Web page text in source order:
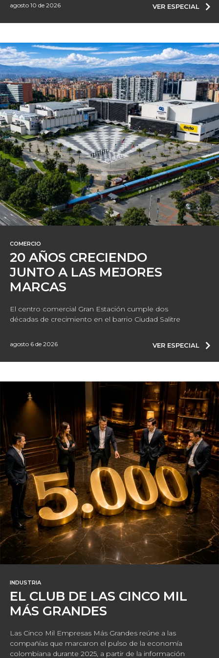
agosto 10 de 2026 VER ESPECIAL
COMERCIO
20 AÑOS CRECIENDO
JUNTO A LAS MEJORES
MARCAS
El centro comercial Gran Estación cumple dos
décadas de crecimiento en el barrio Ciudad Salitre
agosto 6 de 2026 VER ESPECIAL
INDUSTRIA
EL CLUB DE LAS CINCO MIL
MÁS GRANDES
Las Cinco Mil Empresas Más Grandes reúne a las
compañías que marcaron el pulso de la economía
colombiana durante 2025, a partir de la información